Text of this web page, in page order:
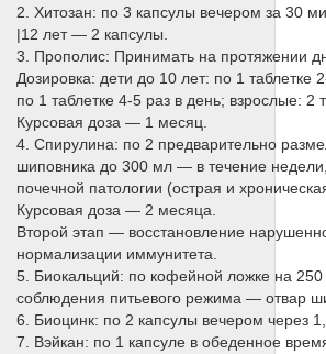
2. Хитозан: по 3 капсулы вечером за 30
|12 лет — 2 капсулы.
3. Прополис: Принимать на протяжении
Дозировка: дети до 10 лет: по 1 таблетке
по 1 таблетке 4-5 раз в день; взрослые: 2
Курсовая доза — 1 месяц.
4. Спирулина: по 2 предварительно
шиповника до 300 мл — в течение
почечной патологии (острая и
Курсовая доза — 2 месяца.
Второй этап — восстановление
нормализации иммунитета.
5. Биокальций: по кофейной ложке на
соблюдения питьевого режима — отвар
6. Биоцинк: по 2 капсулы вечером через
7. Вэйкан: по 1 капсуле в обеденное